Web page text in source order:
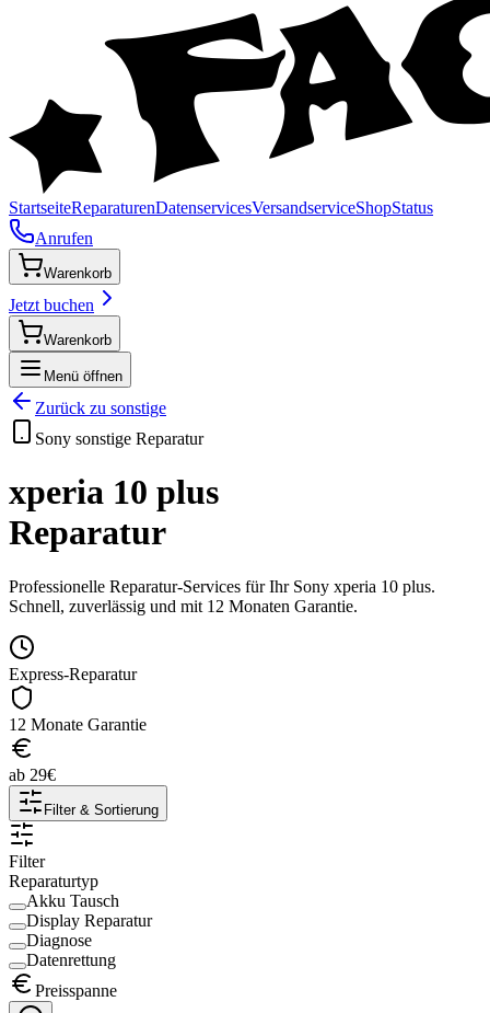
StartseiteReparaturenDatenservicesVersandserviceShopStatus
Anrufen
Warenkorb
Jetzt buchen
Warenkorb
Menü öffnen
Zurück zu sonstige
Sony sonstige Reparatur
xperia 10 plus
Reparatur
Professionelle Reparatur-Services für Ihr Sony xperia 10 plus.
Schnell, zuverlässig und mit 12 Monaten Garantie.
Express-Reparatur
12 Monate Garantie
ab 29€
Filter & Sortierung
Filter
Reparaturtyp
Akku Tausch
Display Reparatur
Diagnose
Datenrettung
Preisspanne